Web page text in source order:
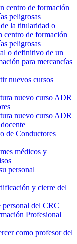
centro de formación
peligrosas
la titularidad o
centro de formación
peligrosas
o definitivo de un
para mercancías
nuevos cursos
nuevo curso ADR
nuevo curso ADR
de Conductores
médicos y
personal
y cierre del
personal del CRC
Profesional
como profesor del